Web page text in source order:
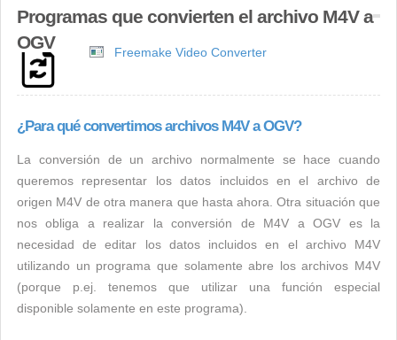
Programas que convierten el archivo M4V a
OGV
Freemake Video Converter
¿Para qué convertimos archivos M4V a OGV?
La conversión de un archivo normalmente se hace cuando
queremos representar los datos incluidos en el archivo de
origen M4V de otra manera que hasta ahora. Otra situación que
nos obliga a realizar la conversión de M4V a OGV es la
necesidad de editar los datos incluidos en el archivo M4V
utilizando un programa que solamente abre los archivos M4V
(porque p.ej. tenemos que utilizar una función especial
disponible solamente en este programa).